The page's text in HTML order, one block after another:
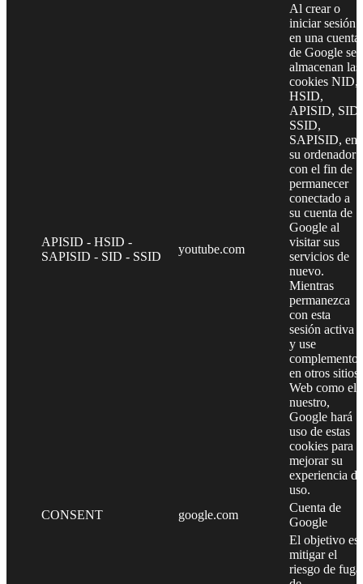
APISID - HSID -
SAPISID - SID - SSID
youtube.com
Al crear o
iniciar sesión
en una cuenta
de Google se
almacenan las
cookies NID,
HSID,
APISID, SID,
SSID,
SAPISID, en
su ordenador
con el fin de
permanecer
conectado a
su cuenta de
Google al
visitar sus
servicios de
nuevo.
Mientras
permanezca
con esta
sesión activa
y use
complementos
en otros sitios
Web como el
nuestro,
Google hará
uso de estas
cookies para
mejorar su
experiencia de
uso.
CONSENT
google.com
Cuenta de
Google
El objetivo es
mitigar el
riesgo de fuga